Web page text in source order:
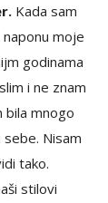
Kada sam
moje
godinama
i ne znam
bila mnogo
Nisam
tako.
stilovi